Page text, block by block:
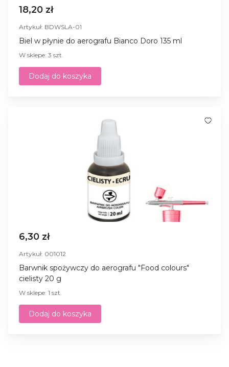
18,20 zł
Artykuł: BDWSLA-01
Biel w płynie do aerografu Bianco Doro 135 ml
W sklepe: 3 szt.
Dodaj do koszyka
6,30 zł
Artykuł: 001012
Barwnik spożywczy do aerografu "Food colours"
cielisty 20 g
W sklepe: 1 szt.
Dodaj do koszyka